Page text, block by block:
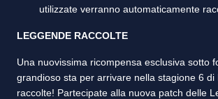
utilizzate verranno automaticamente
LEGGENDE RACCOLTE
Una nuovissima ricompensa esclusiva sotto
grandioso sta per arrivare nella stagione 6 di
raccolte! Partecipate alla nuova patch delle